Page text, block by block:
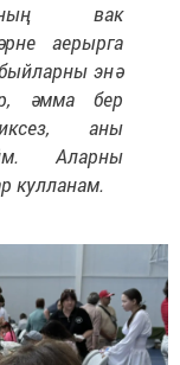
вак
аерырга
энә
әмма бер
аны
Аларны
кулланам.